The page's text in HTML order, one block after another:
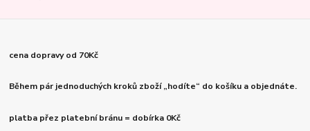
cena dopravy od 70Kč
Během pár jednoduchých kroků zboží „hodíte“ do košíku a objednáte.
platba přez platební bránu = dobírka 0Kč